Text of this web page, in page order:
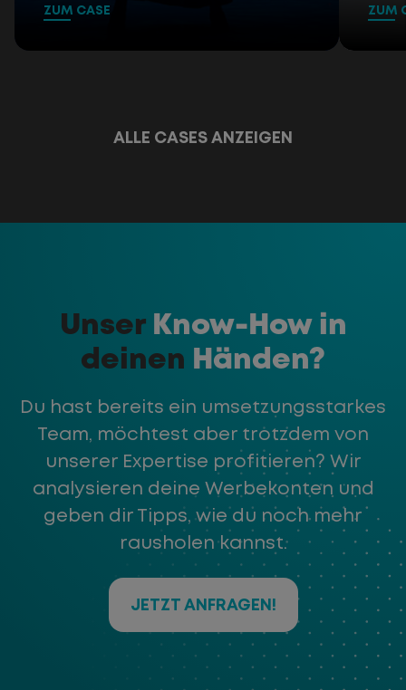
ZUM CASE ZUM
ALLE CASES ANZEIGEN
UnserKnow-How in
deinen Händen?
Du hast bereits ein umsetzungsstarkes
Team, möchtest aber trotzdem von
unserer Expertise profitieren? Wir
analysieren deine Werbekonten und
geben dir Tipps, wie du noch mehr
rausholen kannst.
JETZT ANFRAGEN!